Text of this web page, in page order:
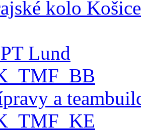
kolo Košice
Lund
a